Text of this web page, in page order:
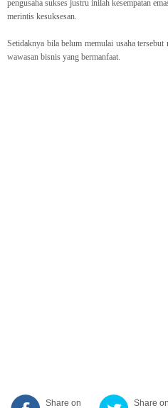
pengusaha sukses justru inilah kesempatan
merintis kesuksesan.
Setidaknya bila belum memulai usaha
wawasan bisnis yang bermanfaat.
Share on
Share on